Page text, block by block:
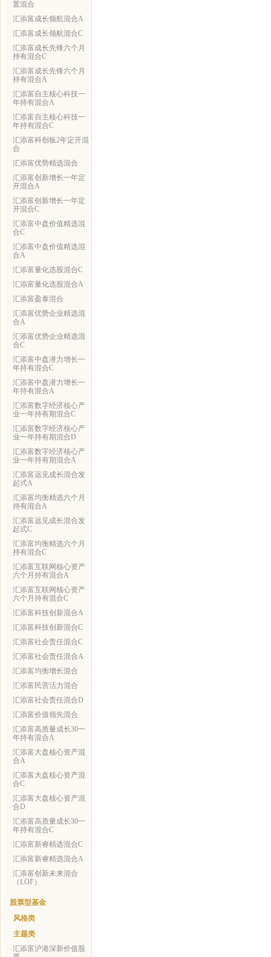
置混合
汇添富成长领航混合A
汇添富成长领航混合C
汇添富成长先锋六个月
持有混合C
汇添富成长先锋六个月
持有混合A
汇添富自主核心科技一
年持有混合A
汇添富自主核心科技一
年持有混合C
汇添富科创板2年定开混
合
汇添富优势精选混合
汇添富创新增长一年定
开混合A
汇添富创新增长一年定
开混合C
汇添富中盘价值精选混
合C
汇添富中盘价值精选混
合A
汇添富量化选股混合C
汇添富量化选股混合A
汇添富盈泰混合
汇添富优势企业精选混
合A
汇添富优势企业精选混
合C
汇添富中盘潜力增长一
年持有混合C
汇添富中盘潜力增长一
年持有混合A
汇添富数字经济核心产
业一年持有期混合C
汇添富数字经济核心产
业一年持有期混合D
汇添富数字经济核心产
业一年持有期混合A
汇添富远见成长混合发
起式A
汇添富均衡精选六个月
持有混合A
汇添富远见成长混合发
起式C
汇添富均衡精选六个月
持有混合C
汇添富互联网核心资产
六个月持有混合A
汇添富互联网核心资产
六个月持有混合C
汇添富科技创新混合A
汇添富科技创新混合C
汇添富社会责任混合C
汇添富社会责任混合A
汇添富均衡增长混合
汇添富民营活力混合
汇添富社会责任混合D
汇添富价值领先混合
汇添富高质量成长30一
年持有混合A
汇添富大盘核心资产混
合A
汇添富大盘核心资产混
合C
汇添富大盘核心资产混
合D
汇添富高质量成长30一
年持有混合C
汇添富新睿精选混合C
汇添富新睿精选混合A
汇添富创新未来混合
（LOF）
股票型基金
风格类
主题类
汇添富沪港深新价值股